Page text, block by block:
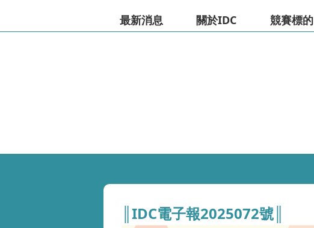
最新消息 關於IDC 競賽標的
║IDC電子報2025072號║